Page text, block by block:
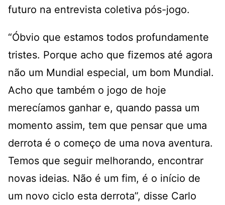
futuro na entrevista coletiva pós-jogo.
“Óbvio que estamos todos profundamente
tristes. Porque acho que fizemos até agora
não um Mundial especial, um bom Mundial.
Acho que também o jogo de hoje
merecíamos ganhar e, quando passa um
momento assim, tem que pensar que uma
derrota é o começo de uma nova aventura.
Temos que seguir melhorando, encontrar
novas ideias. Não é um fim, é o início de
um novo ciclo esta derrota”, disse Carlo